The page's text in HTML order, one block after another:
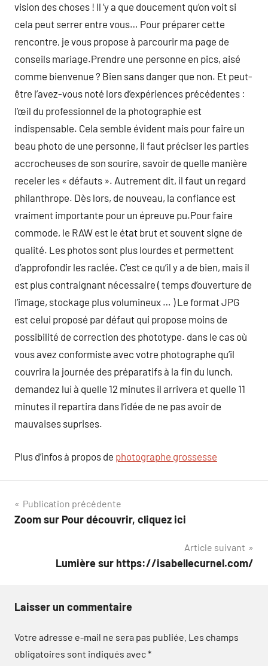
vision des choses ! Il ‘y a que doucement qu’on voit si
cela peut serrer entre vous… Pour préparer cette
rencontre, je vous propose à parcourir ma page de
conseils mariage.Prendre une personne en pics, aisé
comme bienvenue ? Bien sans danger que non. Et peut-
être l’avez-vous noté lors d’expériences précédentes :
l’œil du professionnel de la photographie est
indispensable. Cela semble évident mais pour faire un
beau photo de une personne, il faut préciser les parties
accrocheuses de son sourire, savoir de quelle manière
receler les « défauts ». Autrement dit, il faut un regard
philanthrope. Dès lors, de nouveau, la confiance est
vraiment importante pour un épreuve pu.Pour faire
commode, le RAW est le état brut et souvent signe de
qualité. Les photos sont plus lourdes et permettent
d’approfondir les raclée. C’est ce qu’il y a de bien, mais il
est plus contraignant nécessaire ( temps d’ouverture de
l’image, stockage plus volumineux … ) Le format JPG
est celui proposé par défaut qui propose moins de
possibilité de correction des phototype. dans le cas où
vous avez conformiste avec votre photographe qu’il
couvrira la journée des préparatifs à la fin du lunch,
demandez lui à quelle 12 minutes il arrivera et quelle 11
minutes il repartira dans l’idée de ne pas avoir de
mauvaises suprises.
Plus d’infos à propos de photographe grossesse
Navigation
de
Publication précédente
Zoom sur Pour découvrir, cliquez ici
Article suivant
Lumière sur https://isabellecurnel.com/
Laisser un commentaire
Votre adresse e-mail ne sera pas publiée. Les champs
obligatoires sont indiqués avec*